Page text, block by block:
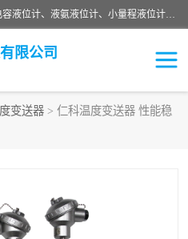
河南福瑞德仪表有限公司是生产销售电容液位计、液氨液位计、小量程液位计定制、智能锅炉水位计、液氮液位计等；并在产品开发、研制的过程中，吸取国内外仪器仪表的技术精华，建立了一支高、精、尖的科研开发队伍，使产品性能不断升级。
限公司
变送器 > 仁科温度变送器 性能稳
液氮液位计